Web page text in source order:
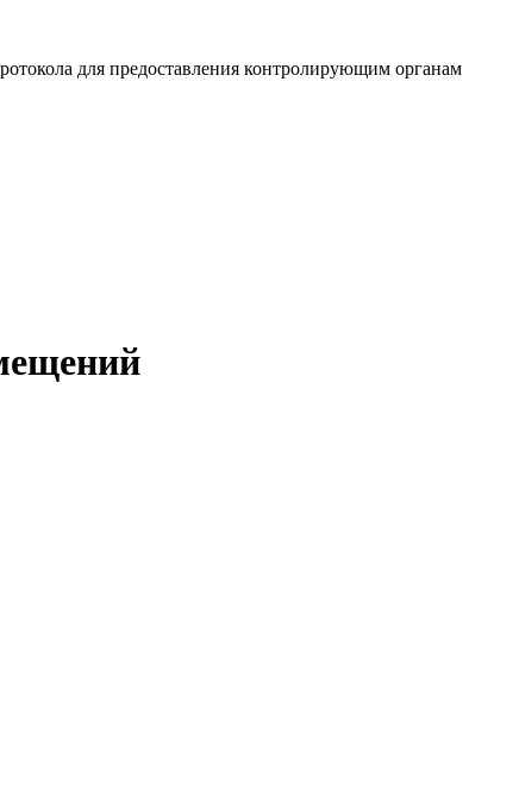
для предоставления контролирующим органам